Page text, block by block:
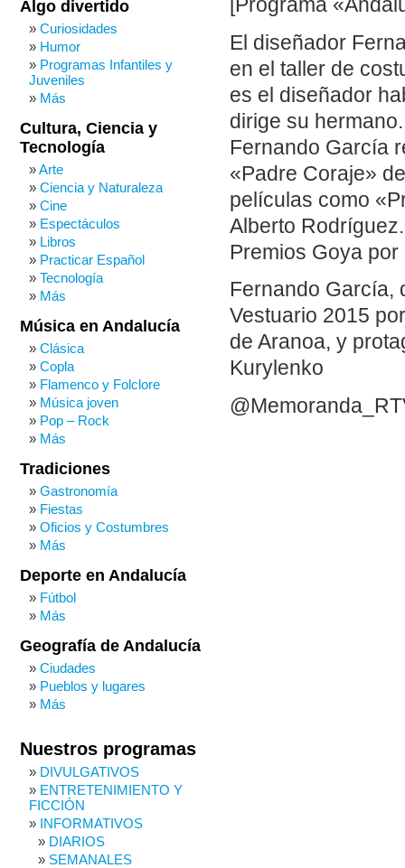
[Programa
El diseñador
en el taller de
es el diseñador
dirige su hermano.
Fernando García
«Padre Coraje»
películas como
Alberto
Premios Goya
Fernando García,
Vestuario 2015
de Aranoa, y
Kurylenko
Algo divertido
Curiosidades
Humor
Programas Infantiles y
Juveniles
Más
Cultura, Ciencia y
Tecnología
Arte
Ciencia y Naturaleza
Cine
Espectáculos
Libros
Practicar Español
Tecnología
Más
Música en Andalucía
Clásica
Copla
Flamenco y Folclore
Música joven
Pop – Rock
Más
Tradiciones
Gastronomía
Fiestas
Oficios y Costumbres
Más
Deporte en Andalucía
Fútbol
Más
Geografía de Andalucía
Ciudades
Pueblos y lugares
Más
Nuestros programas
DIVULGATIVOS
ENTRETENIMIENTO Y
FICCIÓN
INFORMATIVOS
DIARIOS
SEMANALES